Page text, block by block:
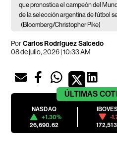
que pronostica el campeón del
de la selección argentina de fútbol
(Bloomberg/Christopher Pike)
PorCarlos Rodríguez Salcedo
08 de julio, 2026 | 10:33 AM
ÚLTIMAS
NASDAQ
+1.30%
26,690.62
-